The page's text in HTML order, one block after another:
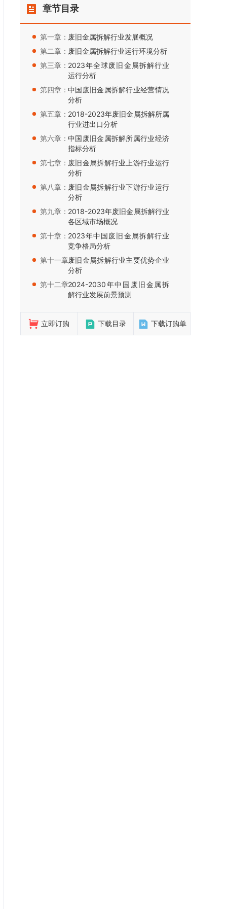
章节目录
第一章： 废旧金属拆解行业发展概况
第二章： 废旧金属拆解行业运行环境分析
第三章： 2023年全球废旧金属拆解行业
运行分析
第四章：中国废旧金属拆解行业经营情况
分析
第五章： 2018-2023年废旧金属拆解所属
行业进出口分析
第六章：中国废旧金属拆解所属行业经济
指标分析
第七章： 废旧金属拆解行业上游行业运行
分析
第八章： 废旧金属拆解行业下游行业运行
分析
第九章： 2018-2023年废旧金属拆解行业
各区域市场概况
第十章： 2023年中国废旧金属拆解行业
竞争格局分析
第十一章：废旧金属拆解行业主要优势企业
分析
第十二章：2024-2030年中国废旧金属拆
解行业发展前景预测
立即订购 下载目录 下载订购单